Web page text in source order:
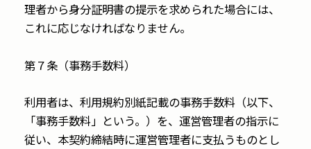
理者から身分証明書の提示を求められた場合には、
これに応じなければなりません。
第７条（事務手数料）
利用者は、利用規約別紙記載の事務手数料（以下、
「事務手数料」という。）を、運営管理者の指示に
従い、本契約締結時に運営管理者に支払うものとし